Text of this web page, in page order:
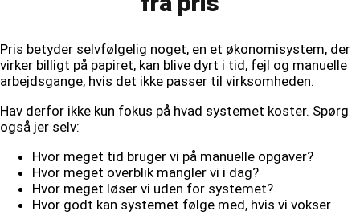
Pris betyder selvfølgelig noget, en et økonomisystem, der
virker billigt på papiret, kan blive dyrt i tid, fejl og manuelle
arbejdsgange, hvis det ikke passer til virksomheden.
Hav derfor ikke kun fokus på hvad systemet koster. Spørg
også jer selv:
Hvor meget tid bruger vi på manuelle opgaver?
Hvor meget overblik mangler vi i dag?
Hvor meget løser vi uden for systemet?
Hvor godt kan systemet følge med, hvis vi vokser